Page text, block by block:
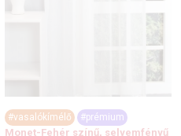
#vasalókímélő #prémium
Monet-Fehér színű, selyemfényű